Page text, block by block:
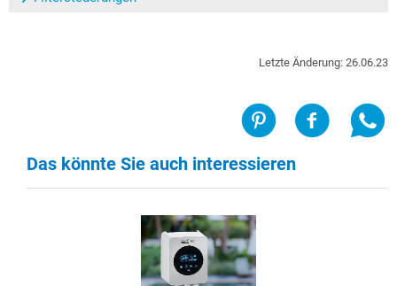
Letzte Änderung: 26.06.23
Das könnte Sie auch interessieren